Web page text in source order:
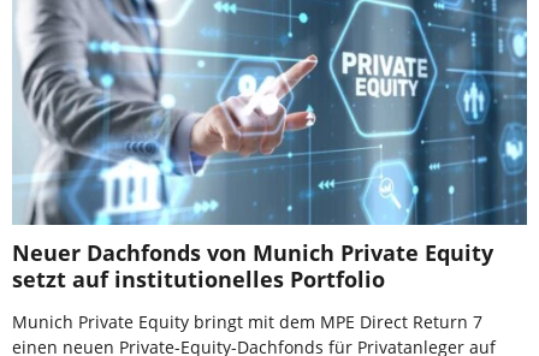
Neuer Dachfonds von Munich Private Equity
setzt auf institutionelles Portfolio
Munich Private Equity bringt mit dem MPE Direct Return 7
einen neuen Private-Equity-Dachfonds für Privatanleger auf